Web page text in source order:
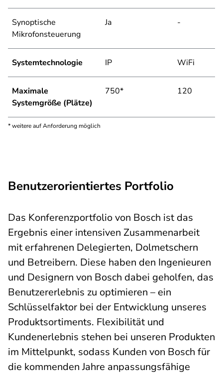
Synoptische
Mikrofonsteuerung
Ja -
Systemtechnologie IP WiFi
Maximale
Systemgröße (Plätze)
750* 120
* weitere auf Anforderung möglich
Benutzerorientiertes Portfolio
Das Konferenzportfolio von Bosch ist das
Ergebnis einer intensiven Zusammenarbeit
mit erfahrenen Delegierten, Dolmetschern
und Betreibern. Diese haben den Ingenieuren
und Designern von Bosch dabei geholfen, das
Benutzererlebnis zu optimieren – ein
Schlüsselfaktor bei der Entwicklung unseres
Produktsortiments. Flexibilität und
Kundenerlebnis stehen bei unseren Produkten
im Mittelpunkt, sodass Kunden von Bosch für
die kommenden Jahre anpassungsfähige